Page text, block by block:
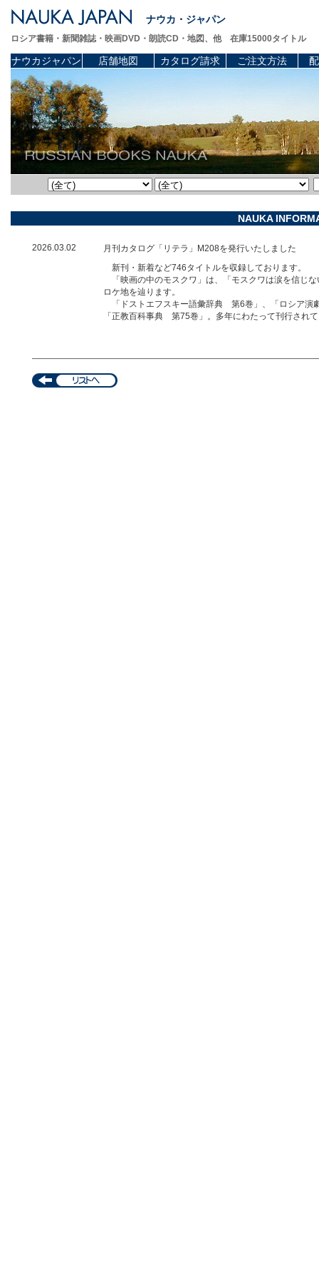
ナウカ・ジャパン
ロシア書籍・新聞雑誌・映画DVD・朗読CD・地図、他 在庫15000タイトル
ナウカジャパン 店舗地図 カタログ請求 ご注文方法
NAUKA
2026.03.02
月刊カタログ「リテラ」M208を発行いたしました
新刊・新着など746タイトルを収録しております。
「映画の中のモスクワ」は、「モスクワは涙を信じ
ロケ地を辿ります。
「ドストエフスキー語彙辞典 第6巻」、「ロシア演
「正教百科事典 第75巻」。多年にわたって刊行され